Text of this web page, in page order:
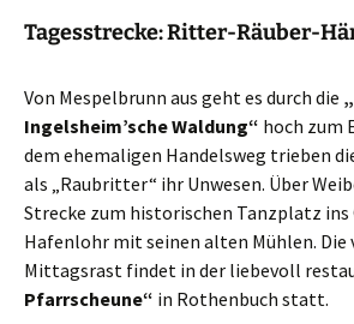
Tagesstrecke: Ritter-Räuber-
Von Mespelbrunn aus geht es durch die
Ingelsheim’sche Waldung“ hoch zum
dem ehemaligen Handelsweg trieben
als „Raubritter“ ihr Unwesen. Über
Strecke zum historischen Tanzplatz
Hafenlohr mit seinen alten Mühlen. Die
Mittagsrast findet in der liebevoll
Pfarrscheune“ in Rothenbuch statt.